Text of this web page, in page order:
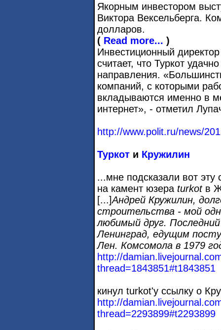
Якорным инвестором
Виктора Вексельберга.
долларов.
( Read more... )
Инвестиционный
считает, что Туркот
направления.
компаний, с которыми
вкладываются именно в
интернет», - отметил
http://www.polit.ru/news/
Туркот и Кружилин
...мне подсказали вот
на камент юзера turkotв
[...]Андрей Кружилин,
строительства - мой
любимый друг. Последний
Ленинград, едущим
Лен. Комсомола в 1979
http://
thread=1843851#t1843851
кинул turkot'у ссылку о
http://
thread=2293899#t2293899